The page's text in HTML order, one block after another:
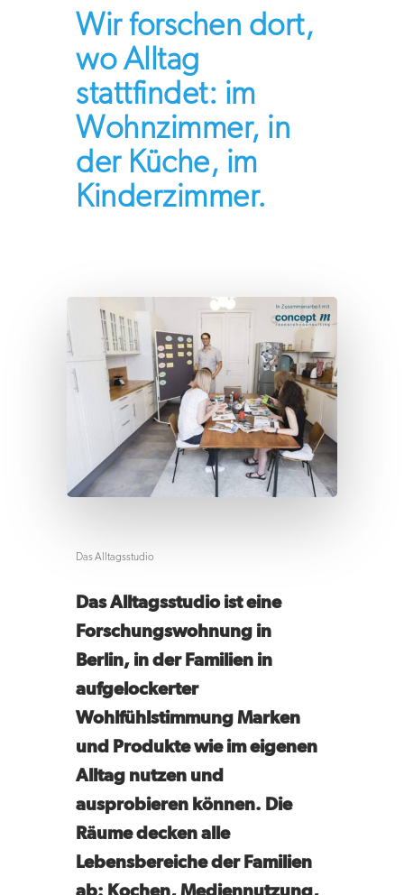
Wir forschen dort,
wo Alltag
stattfindet: im
Wohnzimmer, in
der Küche, im
Kinderzimmer.
Das Alltagsstudio
Das Alltagsstudio ist eine
Forschungswohnung in
Berlin, in der Familien in
aufgelockerter
Wohlfühlstimmung Marken
und Produkte wie im eigenen
Alltag nutzen und
ausprobieren können. Die
Räume decken alle
Lebensbereiche der Familien
ab: Kochen, Mediennutzung,